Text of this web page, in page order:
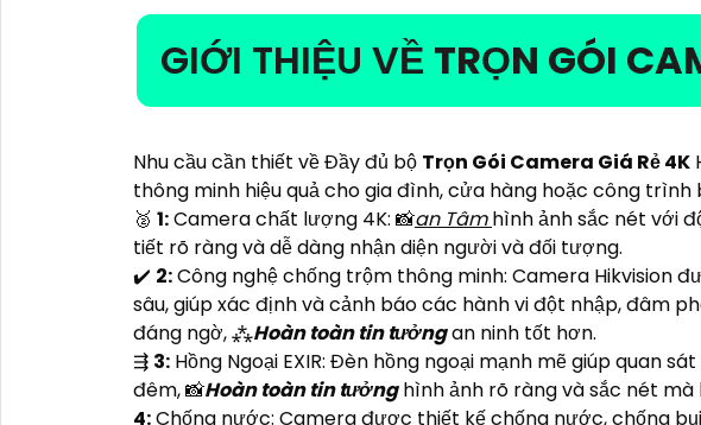
GIỚI THIỆU VỀ TRỌN GÓI
Nhu cầu cần thiết về Đầy đủ bộ Trọn Gói Camera Giá Rẻ 4K
thông minh hiệu quả cho gia đình, cửa hàng hoặc công trình
️🥈 1:Camera chất lượng 4K: 📸an Tâmhình ảnh sắc nét với
tiết rõ ràng và dễ dàng nhận diện người và đối tượng.
✔️ 2:Công nghệ chống trộm thông minh: Camera Hikvision
sâu, giúp xác định và cảnh báo các hành vi đột nhập, đâm
đáng ngờ, ⁂Hoàn toàn tin tưởngan ninh tốt hơn.
⇶ 3: Hồng Ngoại EXIR: Đèn hồng ngoại mạnh mẽ giúp quan
đêm, 📸Hoàn toàn tin tưởnghình ảnh rõ ràng và sắc nét mà
4:Chống nước: Camera được thiết kế chống nước, chống